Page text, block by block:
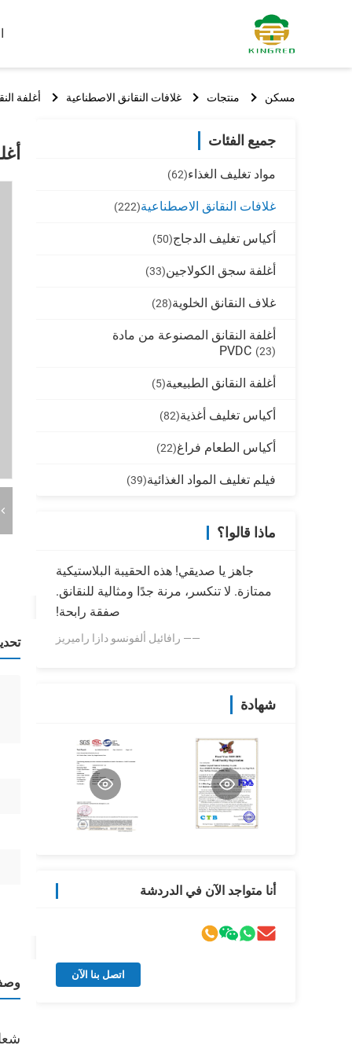
مسكن منتجات غلافات النقانق الاصطناعية أغلفة
جميع الفئات
مواد تغليف الغذاء(62)
غلافات النقانق الاصطناعية(222)
أكياس تغليف الدجاج(50)
أغلفة سجق الكولاجين(33)
غلاف النقانق الخلوية(28)
أغلفة النقانق المصنوعة من مادة
PVDC (23)
أغلفة النقانق الطبيعية(5)
أكياس تغليف أغذية(82)
أكياس الطعام فراغ(22)
فيلم تغليف المواد الغذائية(39)
ماذا قالوا؟
جاهز يا صديقي! هذه الحقيبة البلاستيكية
ممتازة. لا تنكسر، مرنة جدًا ومثالية للنقانق.
صفقة رابحة!
—— رافائيل ألفونسو دازا راميريز
شهادة
أنا متواجد الآن في الدردشة
اتصل بنا الآن